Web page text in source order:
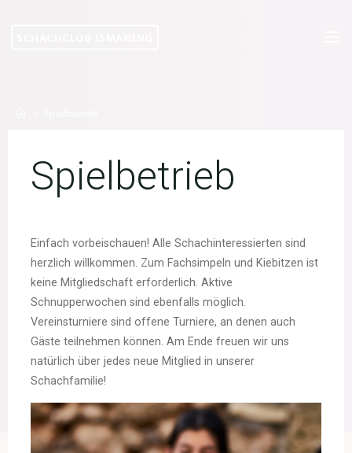
Spielbetrieb
Einfach vorbeischauen! Alle Schachinteressierten sind
herzlich willkommen. Zum Fachsimpeln und Kiebitzen ist
keine Mitgliedschaft erforderlich. Aktive
Schnupperwochen sind ebenfalls möglich.
Vereinsturniere sind offene Turniere, an denen auch
Gäste teilnehmen können. Am Ende freuen wir uns
natürlich über jedes neue Mitglied in unserer
Schachfamilie!